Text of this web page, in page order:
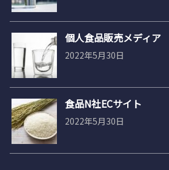
個人食品販売メディア
2022年5月30日
食品N社ECサイト
2022年5月30日